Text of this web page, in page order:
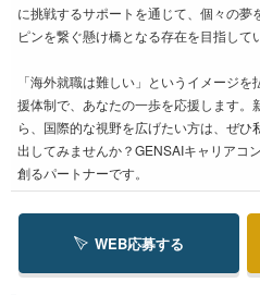
に挑戦するサポートを通じて、個々の夢
ピンを繋ぐ懸け橋となる存在を目指して
「海外就職は難しい」というイメージ
援体制で、あなたの一歩を応援します。
ら、国際的な視野を広げたい方は、ぜ
出してみませんか？GENSAIキャリアコ
創るパートナーです。
WEB応募する